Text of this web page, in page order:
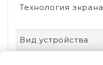
Технология экрана
Вид устройства